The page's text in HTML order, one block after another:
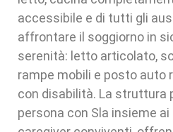
accessibile e di tutti gli
affrontare il soggiorno in
serenità: letto articolato,
rampe mobili e posto auto
con disabilità. La struttura
persona con Sla insieme